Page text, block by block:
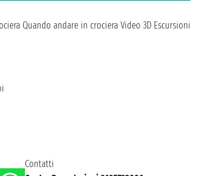
Quando andare in crociera Video 3D Escursioni
Contatti